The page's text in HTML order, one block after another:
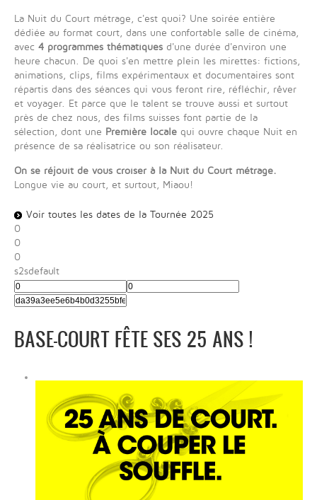
La Nuit du Court métrage, c'est quoi? Une soirée entière
dédiée au format court, dans une confortable salle de cinéma,
avec 4 programmes thématiques d'une durée d'environ une
heure chacun. De quoi s'en mettre plein les mirettes: fictions,
animations, clips, films expérimentaux et documentaires sont
répartis dans des séances qui vous feront rire, réfléchir, rêver
et voyager. Et parce que le talent se trouve aussi et surtout
près de chez nous, des films suisses font partie de la
sélection, dont une Première locale qui ouvre chaque Nuit en
présence de sa réalisatrice ou son réalisateur.
On se réjouit de vous croiser à la Nuit du Court métrage.
Longue vie au court, et surtout, Miaou!
Voir toutes les dates de la Tournée 2025
0
0
0
s2sdefault
BASE-COURT FÊTE SES 25 ANS !